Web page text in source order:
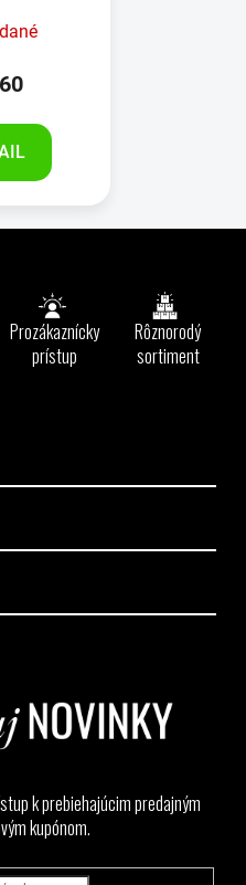
Prozákaznícky
prístup
Rôznorodý
sortiment
k prebiehajúcim predajným
kupónom.